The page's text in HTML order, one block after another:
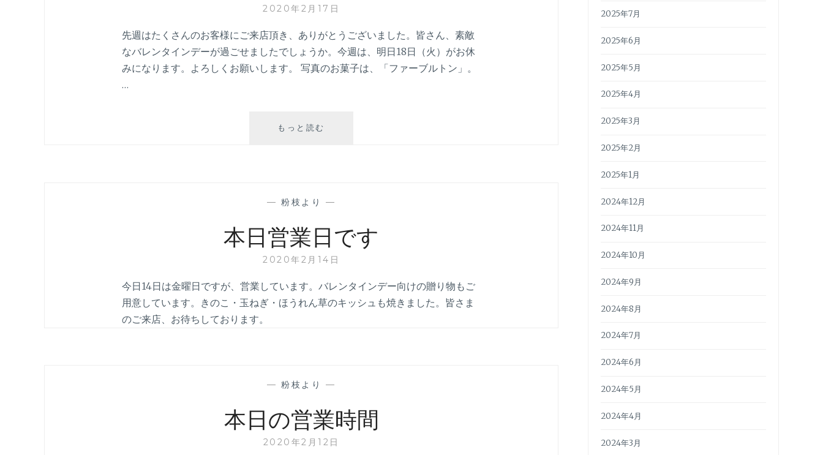
2020年2月17日
先週はたくさんのお客様にご来店頂き、ありがとうございました。皆さん、素敵
なバレンタインデーが過ごせましたでしょうか。今週は、明日18日（火）がお休
みになります。よろしくお願いします。 写真のお菓子は、「ファーブルトン」。
…
もっと読む
— 粉枝より —
本日営業日です
2020年2月14日
今日14日は金曜日ですが、営業しています。バレンタインデー向けの贈り物もご
用意しています。きのこ・玉ねぎ・ほうれん草のキッシュも焼きました。皆さま
のご来店、お待ちしております。
— 粉枝より —
本日の営業時間
2020年2月12日
2025年7月
2025年6月
2025年5月
2025年4月
2025年3月
2025年2月
2025年1月
2024年12月
2024年11月
2024年10月
2024年9月
2024年8月
2024年7月
2024年6月
2024年5月
2024年4月
2024年3月